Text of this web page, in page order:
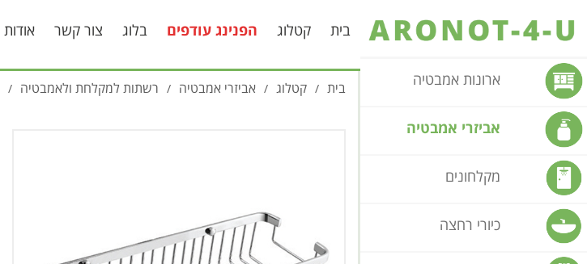
ארונות אמבטיה
אביזרי אמבטיה
מקלחונים
כיורי רחצה
בית קטלוג הפנינג עודפים בלוג צור קשר אודות
בית / קטלוג / אביזרי אמבטיה / רשתות למקלחת ולאמבטיה /